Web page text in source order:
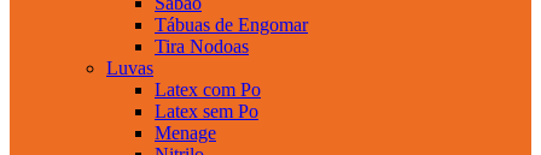
Tábuas de Engomar
Tira Nodoas
Luvas
Latex com Po
Latex sem Po
Menage